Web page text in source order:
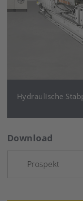
Hydraulische
Download
Prospekt